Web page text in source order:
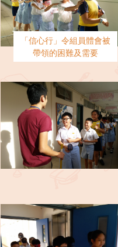
「信心行」令組員體會被
帶領的困難及需要